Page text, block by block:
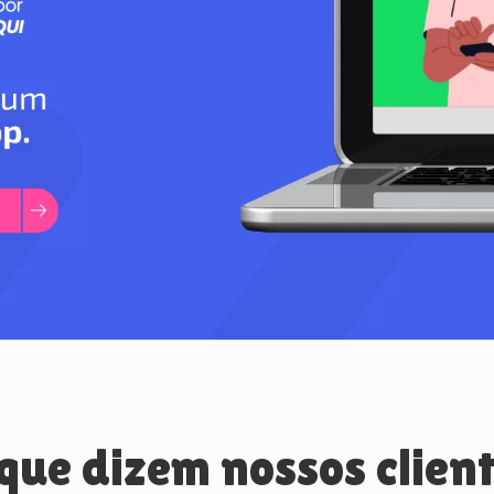
dizem nossos